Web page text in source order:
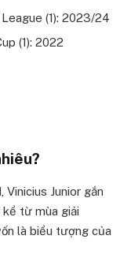
(1): 2023/24
(1): 2022
Junior gắn
từ mùa giải
là biểu tượng của